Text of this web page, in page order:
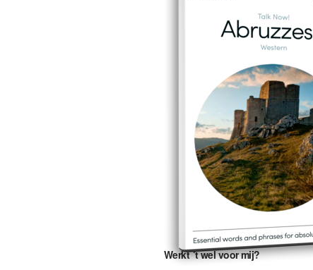
Werkt ´t wel voor mij?